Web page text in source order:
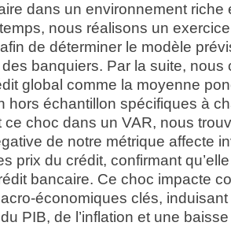
dans un environnement riche
nous réalisons un
de déterminer le modèle
banquiers. Par la suite, nous
global comme la moyenne
hors échantillon spécifiques à
ce choc dans un VAR, nous
de notre métrique affecte
prix du crédit, confirmant
bancaire. Ce choc impacte
économiques clés,
PIB, de l’inflation et une